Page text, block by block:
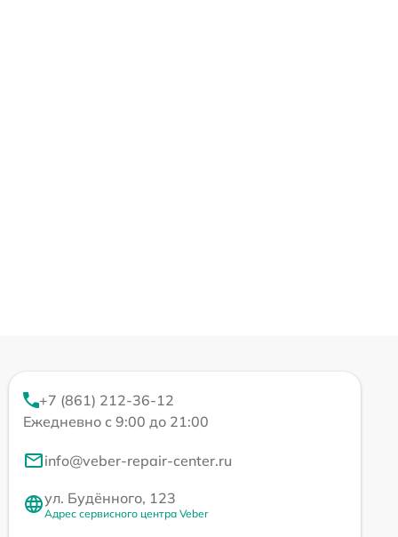
+7 (861) 212-36-12
Ежедневно с 9:00 до 21:00
info@veber-repair-center.ru
ул. Будённого, 123
Адрес сервисного центра Veber